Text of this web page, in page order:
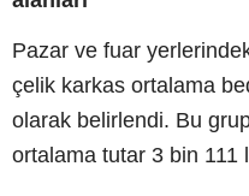
Pazar ve fuar
çelik karkas ortalama
olarak belirlendi. Bu
ortalama tutar 3 bin 111